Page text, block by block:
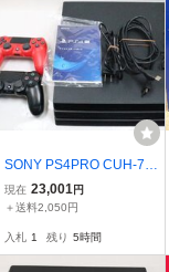
SONY PS4PRO CUH-72
00B コントローラー2個付
き 初期化済み 中古品現状
現在 23,001円
＋送料2,050円
入札 1 残り 5時間